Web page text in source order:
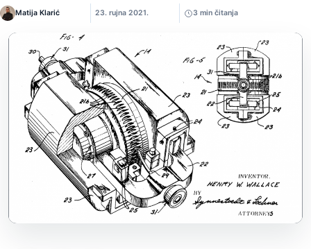
Matija Klarić 23. rujna 2021. 3 min čitanja